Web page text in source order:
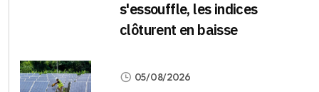
s'essouffle, les indices
clôturent en baisse
05/08/2026